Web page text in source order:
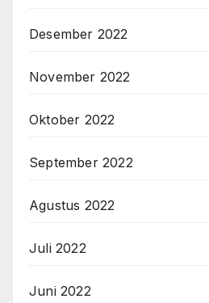
Desember 2022
November 2022
Oktober 2022
September 2022
Agustus 2022
Juli 2022
Juni 2022